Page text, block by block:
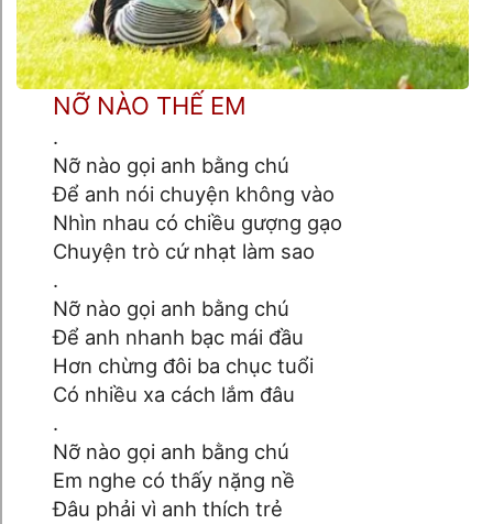
NỠ NÀO THẾ EM
.
Nỡ nào gọi anh bằng chú
Để anh nói chuyện không vào
Nhìn nhau có chiều gượng gạo
Chuyện trò cứ nhạt làm sao
.
Nỡ nào gọi anh bằng chú
Để anh nhanh bạc mái đầu
Hơn chừng đôi ba chục tuổi
Có nhiều xa cách lắm đâu
.
Nỡ nào gọi anh bằng chú
Em nghe có thấy nặng nề
Đâu phải vì anh thích trẻ